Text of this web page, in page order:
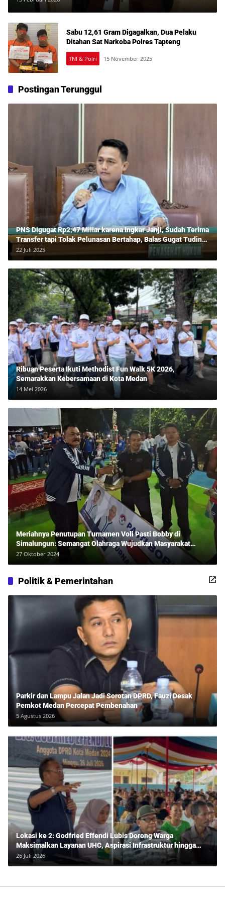
Sabu 12,61 Gram Digagalkan, Dua Pelaku
Ditahan Sat Narkoba Polres Tapteng
TNI & Polri 15 November 2025
Postingan Terunggul
PNS Digugat Rp2,47 Miliar karena Ingkar Janji, Sudah Terima
Transfer tapi Tolak Pelunasan Bertahap, Balas Gugat Tuding
Lawan Tipu Rp850 Juta
22 Juli 2025
Ribuan Peserta Ikuti Methodist Fun Walk 5K 2026,
Semarakkan Kebersamaan di Kota Medan
14 Mei 2026
Meriahnya Penutupan Turnamen Voli Pasti Bobby di
Simalungun: Semangat Olahraga Wujudkan Masyarakat
Sehat Bersama Erwan Rozadi dan Ribuan Penonton!
27 Oktober 2024
Politik & Pemerintahan
Parkir dan Lampu Jalan Jadi Sorotan DPRD, Fauzi Desak
Pemkot Medan Percepat Pembenahan
5 Agustus 2026
Lokasi ke 2: Godfried Effendi Lubis Dorong Warga
Maksimalkan Layanan UHC, Aspirasi Infrastruktur hingga
Pendidikan Mengemuka dalam Reses Medan Amplas
26 Juli 2026